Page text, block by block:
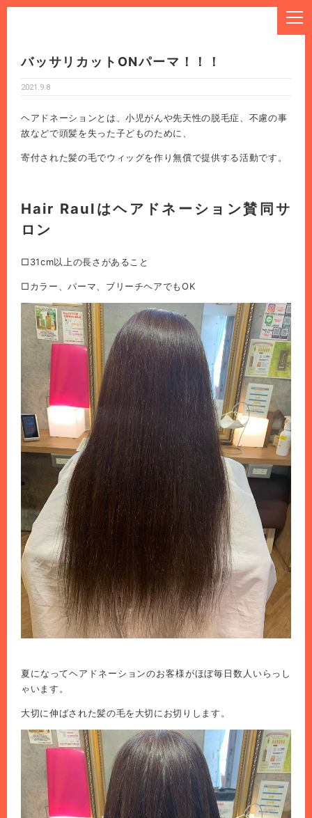
バッサリカットONパーマ！！！
2021.9.8
ヘアドネーションとは、小児がんや先天性の脱毛症、不慮の事
故などで頭髪を失った子どものために、
寄付された髪の毛でウィッグを作り無償で提供する活動です。
Hair Raulはヘアドネーション賛同サ
ロン
□31cm以上の長さがあること
□カラー、パーマ、ブリーチヘアでもOK
夏になってヘアドネーションのお客様がほぼ毎日数人いらっし
ゃいます。
大切に伸ばされた髪の毛を大切にお切りします。